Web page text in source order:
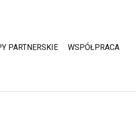
PARTNERSKIE WSPÓŁPRACA